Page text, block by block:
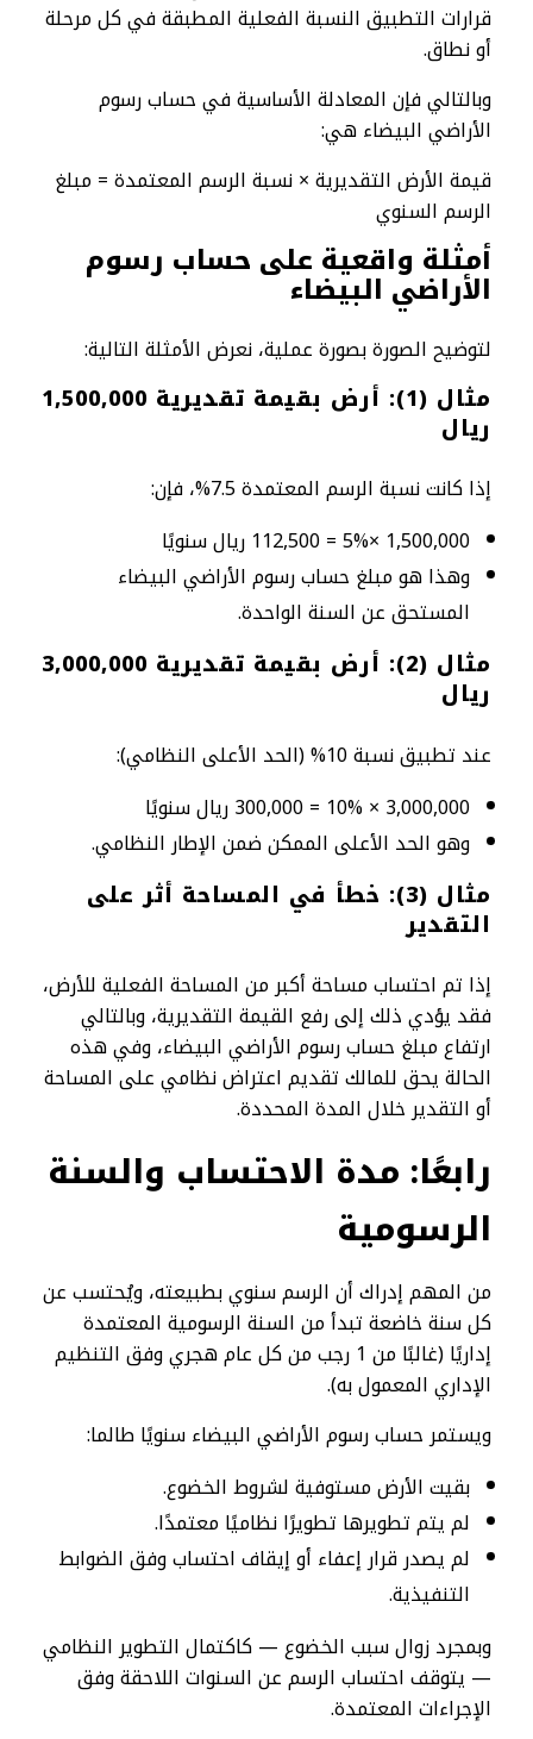
قرارات التطبيق النسبة الفعلية المطبقة في كل مرحلة
أو نطاق.
وبالتالي فإن المعادلة الأساسية في حساب رسوم
الأراضي البيضاء هي:
قيمة الأرض التقديرية × نسبة الرسم المعتمدة = مبلغ
الرسم السنوي
أمثلة واقعية على حساب رسوم
الأراضي البيضاء
لتوضيح الصورة بصورة عملية، نعرض الأمثلة التالية:
مثال (1): أرض بقيمة تقديرية 1,500,000
ريال
إذا كانت نسبة الرسم المعتمدة 7.5%، فإن:
1,500,000 ×5% = 112,500 ريال سنويًا
وهذا هو مبلغ حساب رسوم الأراضي البيضاء
المستحق عن السنة الواحدة.
مثال (2): أرض بقيمة تقديرية 3,000,000
ريال
عند تطبيق نسبة 10% (الحد الأعلى النظامي):
3,000,000 × 10% = 300,000 ريال سنويًا
وهو الحد الأعلى الممكن ضمن الإطار النظامي.
مثال (3): خطأ في المساحة أثر على
التقدير
إذا تم احتساب مساحة أكبر من المساحة الفعلية للأرض،
فقد يؤدي ذلك إلى رفع القيمة التقديرية، وبالتالي
ارتفاع مبلغ حساب رسوم الأراضي البيضاء، وفي هذه
الحالة يحق للمالك تقديم اعتراض نظامي على المساحة
أو التقدير خلال المدة المحددة.
رابعًا: مدة الاحتساب والسنة
الرسومية
من المهم إدراك أن الرسم سنوي بطبيعته، ويُحتسب عن
كل سنة خاضعة تبدأ من السنة الرسومية المعتمدة
إداريًا (غالبًا من 1 رجب من كل عام هجري وفق التنظيم
الإداري المعمول به).
ويستمر حساب رسوم الأراضي البيضاء سنويًا طالما:
بقيت الأرض مستوفية لشروط الخضوع.
لم يتم تطويرها تطويرًا نظاميًا معتمدًا.
لم يصدر قرار إعفاء أو إيقاف احتساب وفق الضوابط
التنفيذية.
وبمجرد زوال سبب الخضوع — كاكتمال التطوير النظامي
— يتوقف احتساب الرسم عن السنوات اللاحقة وفق
الإجراءات المعتمدة.